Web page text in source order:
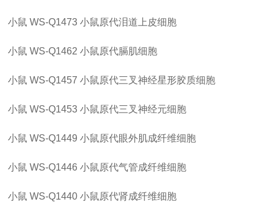
小鼠 WS-Q1473 小鼠原代泪道上皮细胞
小鼠 WS-Q1462 小鼠原代膈肌细胞
小鼠 WS-Q1457 小鼠原代三叉神经星形胶质细胞
小鼠 WS-Q1453 小鼠原代三叉神经元细胞
小鼠 WS-Q1449 小鼠原代眼外肌成纤维细胞
小鼠 WS-Q1446 小鼠原代气管成纤维细胞
小鼠 WS-Q1440 小鼠原代肾成纤维细胞